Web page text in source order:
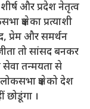
और प्रदेश नेतृत्व
क्षेत्र का प्रत्याशी
प्रेम और समर्थन
तो सांसद बनकर
सेवा तन्मयता से
क्षेत्र को देश
छोडूंगा ।